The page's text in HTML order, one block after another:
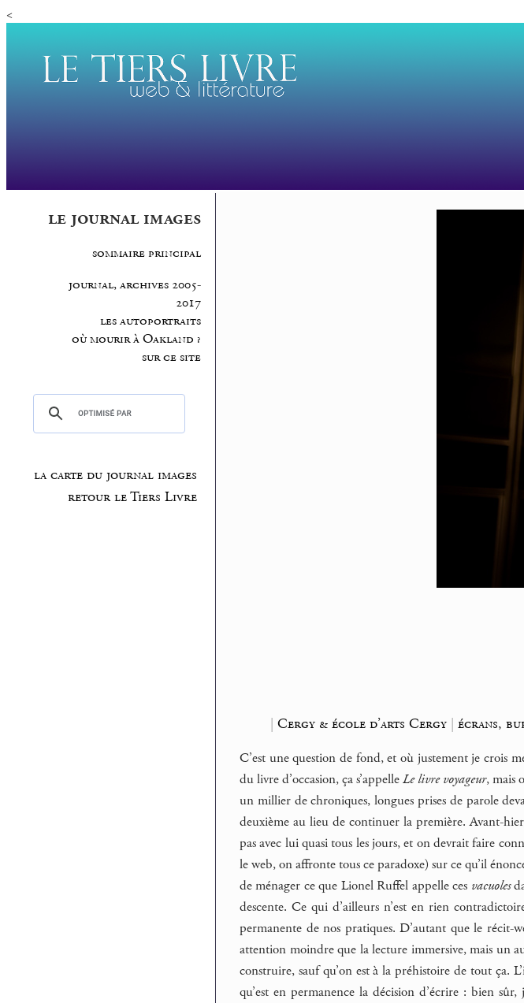
<
le journal images
sommaire principal
journal, archives 2005-
2017
les autoportraits
où mourir à Oakland ?
sur ce site
la carte du journal images
retour le Tiers Livre
|Cergy & école d’arts Cergy |écrans,
C’est une question de fond, et où justement je crois
du livre d’occasion, ça s’appelleLe livre voyageur, mais
un millier de chroniques, longues prises de parole
deuxième au lieu de continuer la première. Avant-
pas avec lui quasi tous les jours, et on devrait faire
le web, on affronte tous ce paradoxe) sur ce qu’il
de ménager ce que Lionel Ruffel appelle ces vacuoles
descente. Ce qui d’ailleurs n’est en rien
permanente de nos pratiques. D’autant que le récit-
attention moindre que la lecture immersive, mais un
construire, sauf qu’on est à la préhistoire de tout ça.
qu’est en permanence la décision d’écrire : bien